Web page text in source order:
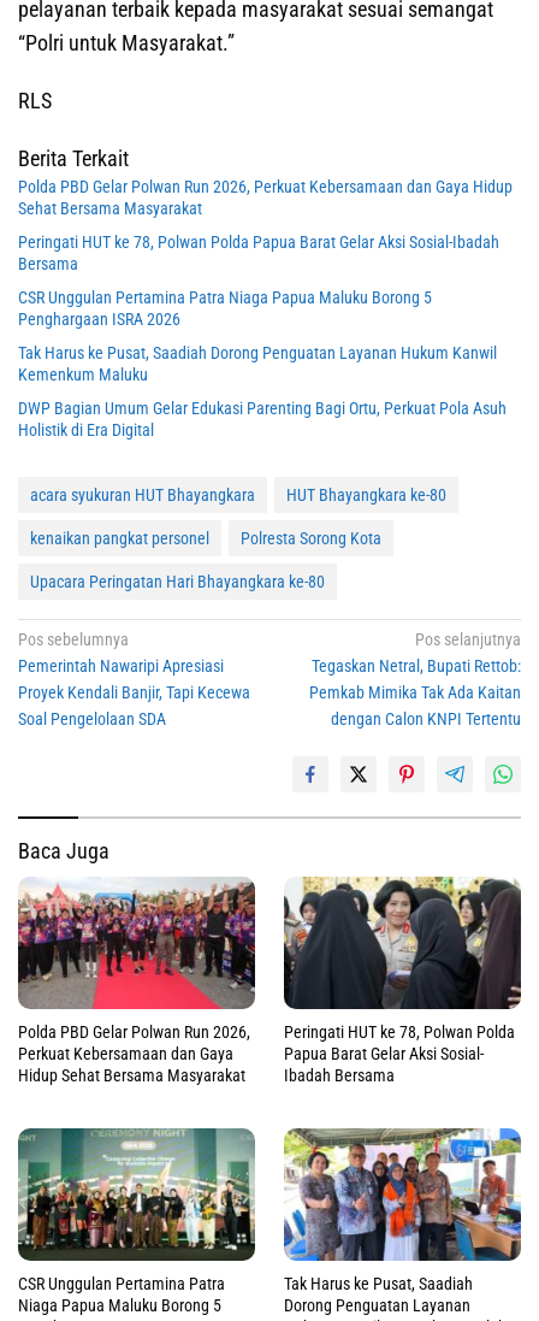
pelayanan terbaik kepada masyarakat sesuai semangat
“Polri untuk Masyarakat.”
RLS
Berita Terkait
Polda PBD Gelar Polwan Run 2026, Perkuat Kebersamaan dan Gaya Hidup
Sehat Bersama Masyarakat
Peringati HUT ke 78, Polwan Polda Papua Barat Gelar Aksi Sosial-Ibadah
Bersama
CSR Unggulan Pertamina Patra Niaga Papua Maluku Borong 5
Penghargaan ISRA 2026
Tak Harus ke Pusat, Saadiah Dorong Penguatan Layanan Hukum Kanwil
Kemenkum Maluku
DWP Bagian Umum Gelar Edukasi Parenting Bagi Ortu, Perkuat Pola Asuh
Holistik di Era Digital
acara syukuran HUT Bhayangkara HUT Bhayangkara ke-80
kenaikan pangkat personel Polresta Sorong Kota
Upacara Peringatan Hari Bhayangkara ke-80
Navigasi
pos
Pos sebelumnya
Pemerintah Nawaripi Apresiasi
Proyek Kendali Banjir, Tapi Kecewa
Soal Pengelolaan SDA
Pos selanjutnya
Tegaskan Netral, Bupati Rettob:
Pemkab Mimika Tak Ada Kaitan
dengan Calon KNPI Tertentu
Baca Juga
Polda PBD Gelar Polwan Run 2026,
Perkuat Kebersamaan dan Gaya
Hidup Sehat Bersama Masyarakat
Peringati HUT ke 78, Polwan Polda
Papua Barat Gelar Aksi Sosial-
Ibadah Bersama
CSR Unggulan Pertamina Patra
Niaga Papua Maluku Borong 5
Tak Harus ke Pusat, Saadiah
Dorong Penguatan Layanan